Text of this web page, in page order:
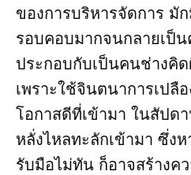
ของการบริหารจัดการ มั
รอบคอบมากจนกลายเป็น
ประกอบกับเป็นคนช่างคิ
เพราะใช้จินตนาการเปลื
โอกาสดีที่เข้ามา ในสัปด
หลั่งไหลทะลักเข้ามา ซึ่ง
รับมือไม่ทัน ก็อาจสร้างค